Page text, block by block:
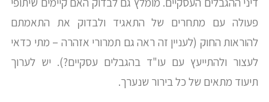
פעולה עם מתחרים של התאגיד ולבדוק את התאמתם
להוראות החוק (לעניין זה ראה גם תמרורי אזהרה – מתי כדאי
לעצור ולהתייעץ עם עו"ד בהגבלים עסקיים?). יש לערוך
תיעוד מתאים של כל בירור שנערך.